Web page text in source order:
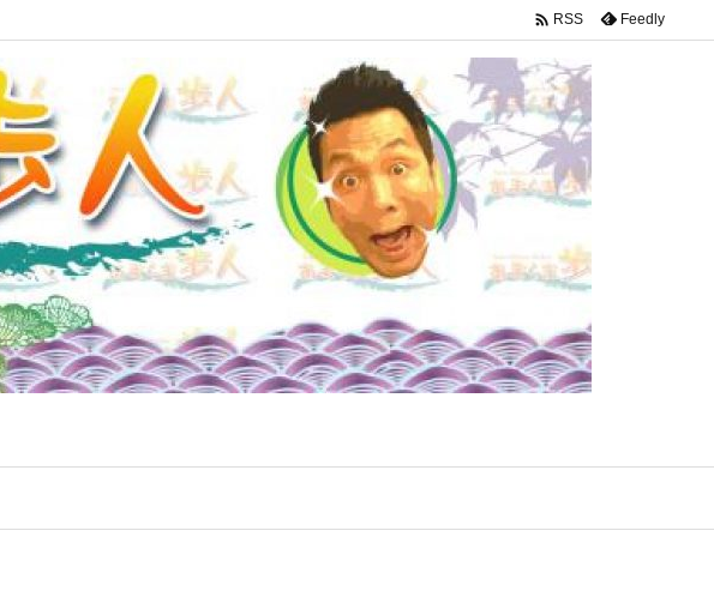
 RSS Feedly